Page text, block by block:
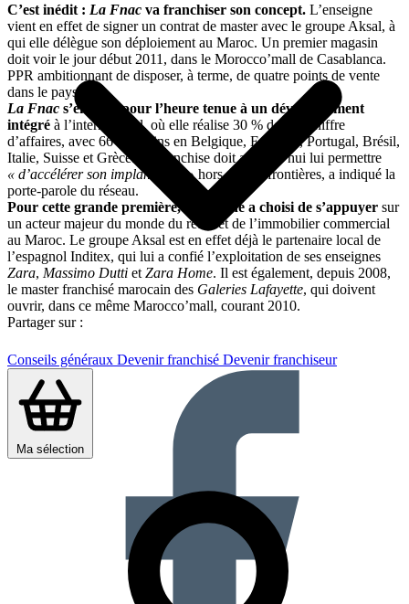
Conseils généraux Devenir franchisé Devenir franchiseur
Ma sélection
C’est inédit : La Fnac va franchiser son concept. L’enseigne
vient en effet de signer un contrat de master avec le groupe Aksal, à
qui elle délègue son déploiement au Maroc. Un premier magasin
doit voir le jour début 2011, dans le Morocco’mall de Casablanca.
PPR ambitionnant de disposer, à terme, de quatre points de vente
dans le pays.
La Fnac s’en était pour l’heure tenue à un développement
intégré à l’international, où elle réalise 30 % de son chiffre
d’affaires, avec 66 magasins en Belgique, Espagne, Portugal, Brésil,
Italie, Suisse et Grèce. La franchise doit aujourd’hui lui permettre
« d’accélérer son implantation »hors de nos frontières, a indiqué la
porte-parole du réseau.
Pour cette grande première, l’enseigne a choisi de s’appuyer sur
un acteur majeur du monde du retail et de l’immobilier commercial
au Maroc. Le groupe Aksal est en effet déjà le partenaire local de
l’espagnol Inditex, qui lui a confié l’exploitation de ses enseignes
Zara, Massimo Dutti et Zara Home. Il est également, depuis 2008,
le master franchisé marocain des Galeries Lafayette, qui doivent
ouvrir, dans ce même Marocco’mall, courant 2010.
Partager sur :